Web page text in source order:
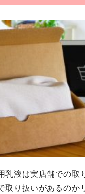
乳液は実店舗での取
取り扱いがあるのか